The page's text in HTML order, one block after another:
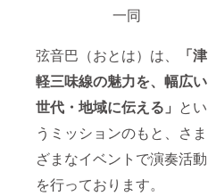
一同
弦音巴（おとは）は、
「津
軽三味線の魅力を、幅広い
世代・地域に伝える」 とい
うミッションのもと、さま
ざまなイベントで演奏活動
を行っております。